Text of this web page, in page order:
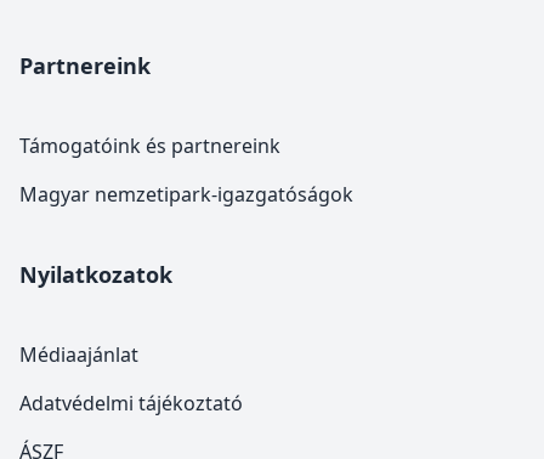
Partnereink
Támogatóink és partnereink
Magyar nemzetipark-igazgatóságok
Nyilatkozatok
Médiaajánlat
Adatvédelmi tájékoztató
ÁSZF